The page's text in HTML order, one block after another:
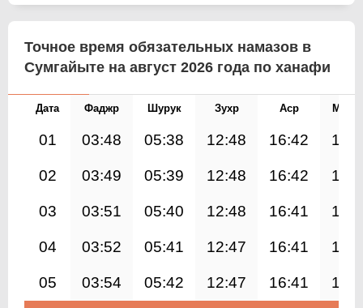
Точное время обязательных намазов в
Сумгайыте на август 2026 года по ханафи
Дата Фаджр Шурук Зухр Аср
01 03:48 05:38 12:48 16:42
02 03:49 05:39 12:48 16:42
03 03:51 05:40 12:48 16:41
04 03:52 05:41 12:47 16:41
05 03:54 05:42 12:47 16:41